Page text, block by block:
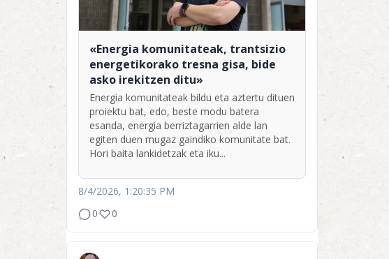
«Energia komunitateak, trantsizio
energetikorako tresna gisa, bide
asko irekitzen ditu»
Energia komunitateak bildu eta aztertu dituen
proiektu bat, edo, beste modu batera
esanda, energia berriztagarrien alde lan
egiten duen mugaz gaindiko komunitate bat.
Hori baita lankidetzak eta iku...
8/4/2026, 1:20:35 PM
0
0